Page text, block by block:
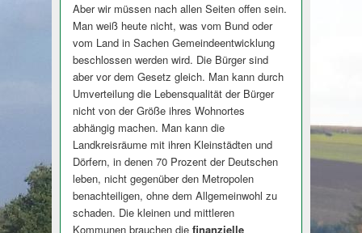
Aber wir müssen nach allen Seiten offen sein.
Man weiß heute nicht, was vom Bund oder
vom Land in Sachen Gemeindeentwicklung
beschlossen werden wird. Die Bürger sind
aber vor dem Gesetz gleich. Man kann durch
Umverteilung die Lebensqualität der Bürger
nicht von der Größe ihres Wohnortes
abhängig machen. Man kann die
Landkreisräume mit ihren Kleinstädten und
Dörfern, in denen 70 Prozent der Deutschen
leben, nicht gegenüber den Metropolen
benachteiligen, ohne dem Allgemeinwohl zu
schaden. Die kleinen und mittleren
Kommunen brauchen die finanzielle